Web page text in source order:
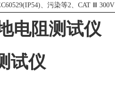
、污染等2、CAT Ⅲ 300V
电阻测试仪